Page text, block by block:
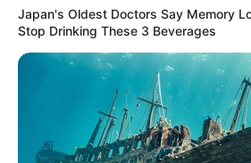
Japan's Oldest Doctors Say Memory
Stop Drinking These 3 Beverages